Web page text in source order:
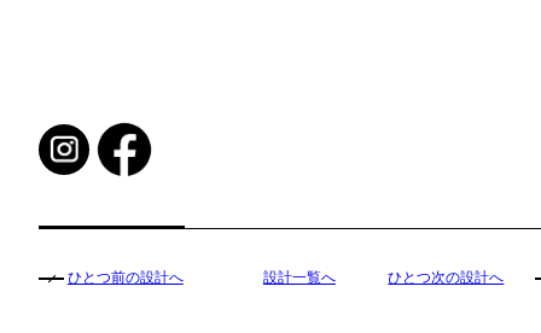
ひとつ前の設計へ 設計一覧へ ひとつ次の設計へ